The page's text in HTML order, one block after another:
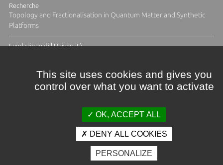
Recherche
Topology and Fractionalisation in Quantum Matter and Synthetic
Platforms
Fundazione di l'Università
Crédits et mentions légales
Espace presse
Photothèque
This site uses cookies and gives you
control over what you want to activate
OK, ACCEPT ALL
DENY ALL COOKIES
PERSONALIZE